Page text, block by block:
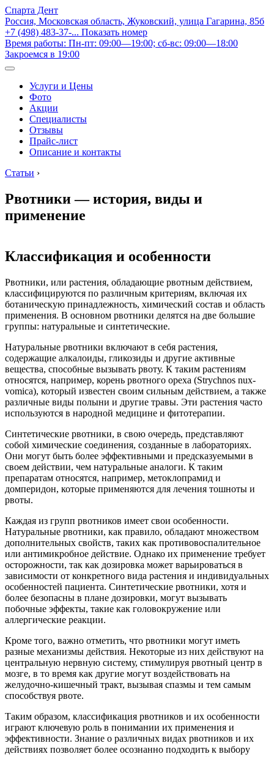
Спарта Дент
Россия, Московская область, Жуковский, улица Гагарина, 85б
+7 (498) 483-37-... Показать номер
Время работы: Пн-пт: 09:00—19:00; сб-вс: 09:00—18:00
Закроемся в 19:00
Услуги и Цены
Фото
Акции
Специалисты
Отзывы
Прайс-лист
Описание и контакты
Статьи ›
Рвотники — история, виды и
применение
Классификация и особенности
Рвотники, или растения, обладающие рвотным действием,
классифицируются по различным критериям, включая их
ботаническую принадлежность, химический состав и область
применения. В основном рвотники делятся на две большие
группы: натуральные и синтетические.
Натуральные рвотники включают в себя растения,
содержащие алкалоиды, гликозиды и другие активные
вещества, способные вызывать рвоту. К таким растениям
относятся, например, корень рвотного ореха (Strychnos nux-
vomica), который известен своим сильным действием, а также
различные виды полыни и другие травы. Эти растения часто
используются в народной медицине и фитотерапии.
Синтетические рвотники, в свою очередь, представляют
собой химические соединения, созданные в лабораториях.
Они могут быть более эффективными и предсказуемыми в
своем действии, чем натуральные аналоги. К таким
препаратам относятся, например, метоклопрамид и
домперидон, которые применяются для лечения тошноты и
рвоты.
Каждая из групп рвотников имеет свои особенности.
Натуральные рвотники, как правило, обладают множеством
дополнительных свойств, таких как противовоспалительное
или антимикробное действие. Однако их применение требует
осторожности, так как дозировка может варьироваться в
зависимости от конкретного вида растения и индивидуальных
особенностей пациента. Синтетические рвотники, хотя и
более безопасны в плане дозировки, могут вызывать
побочные эффекты, такие как головокружение или
аллергические реакции.
Кроме того, важно отметить, что рвотники могут иметь
разные механизмы действия. Некоторые из них действуют на
центральную нервную систему, стимулируя рвотный центр в
мозге, в то время как другие могут воздействовать на
желудочно-кишечный тракт, вызывая спазмы и тем самым
способствуя рвоте.
Таким образом, классификация рвотников и их особенности
играют ключевую роль в понимании их применения и
эффективности. Знание о различных видах рвотников и их
действиях позволяет более осознанно подходить к выбору